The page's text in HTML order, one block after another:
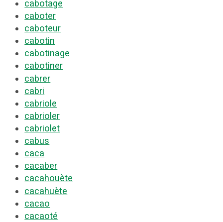
cabotage
caboter
caboteur
cabotin
cabotinage
cabotiner
cabrer
cabri
cabriole
cabrioler
cabriolet
cabus
caca
cacaber
cacahouète
cacahuète
cacao
cacaoté